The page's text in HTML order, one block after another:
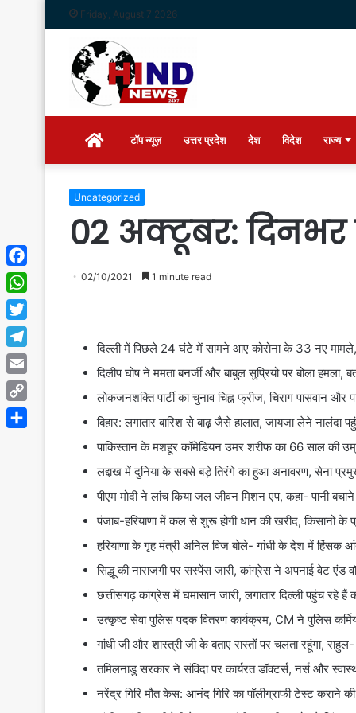
Friday, August 7 2026
Homeटॉप न्यूज़ उत्तर प्रदेश देश विदेश राज्य
Uncategorized
02 अक्टूबर:
02/10/2021 1 minute read
दिल्ली में पिछले 24 घंटे में सामने आए कोरोना के 33 नए
दिलीप घोष ने ममता बनर्जी और बाबुल सुप्रियो पर बोला हमला,
लोकजनशक्ति पार्टी का चुनाव चिह्न फ्रीज, चिराग पासवान
बिहार: लगातार बारिश से बाढ़ जैसे हालात, जायजा लेने नालंदा
पाकिस्तान के मशहूर कॉमेडियन उमर शरीफ का 66 साल की
लद्दाख में दुनिया के सबसे बड़े तिरंगे का हुआ अनावरण, सेना
पीएम मोदी ने लांच किया जल जीवन मिशन एप, कहा- पानी
पंजाब-हरियाणा में कल से शुरू होगी धान की खरीद, किसानों के
हरियाणा के गृह मंत्री अनिल विज बोले- गांधी के देश में हिंसक
सिद्धू की नाराजगी पर सस्पेंस जारी, कांग्रेस ने अपनाई वेट एंड
छत्तीसगढ़ कांग्रेस में घमासान जारी, लगातार दिल्ली पहुंच रहे
उत्कृष्ट सेवा पुलिस पदक वितरण कार्यक्रम, CM ने पुलिस
गांधी जी और शास्त्री जी के बताए रास्तों पर चलता रहूंगा,
तमिलनाडु सरकार ने संविदा पर कार्यरत डॉक्टर्स, नर्स और
नरेंद्र गिरि मौत केस: आनंद गिरि का पॉलीग्राफी टेस्ट कराने
Facebook
WhatsApp
Twitter
Telegram
Email
Copy
Link